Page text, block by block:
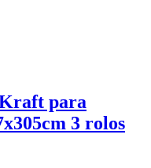
para
3 rolos